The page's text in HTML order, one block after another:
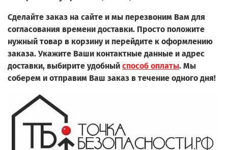
Сделайте заказ на сайте и мы перезвоним Вам для
согласования времени доставки. Просто положите
нужный товар в корзину и перейдите к оформлению
заказа. Укажите Ваши контактные данные и адрес
доставки, выбирите удобный способ оплаты. Мы
соберем и отправим Ваш заказ в течение одного дня!